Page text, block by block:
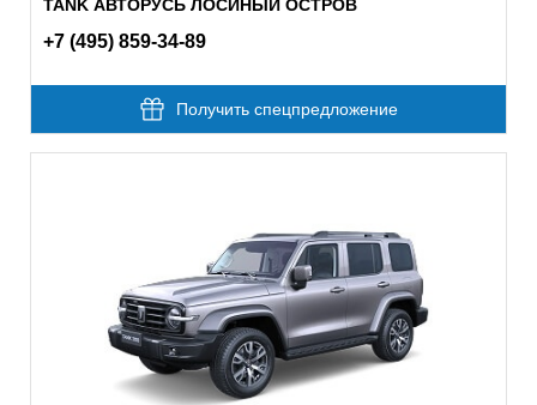
TANK АВТОРУСЬ ЛОСИНЫЙ ОСТРОВ
+7 (495) 859-34-89
Получить спецпредложение